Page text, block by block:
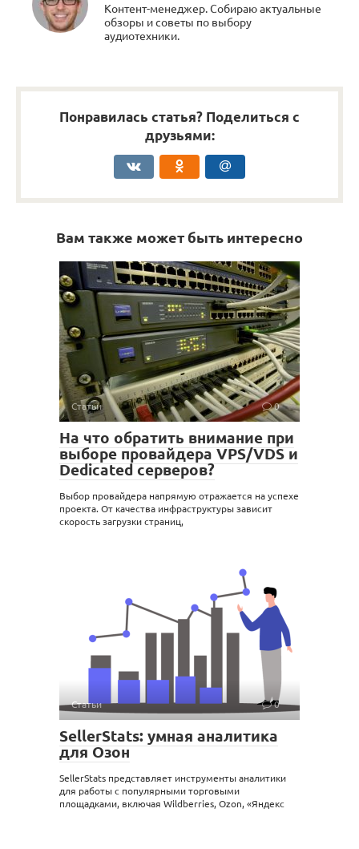
Контент-менеджер. Собираю актуальные
обзоры и советы по выбору
аудиотехники.
Понравилась статья? Поделиться с
друзьями:
Вам также может быть интересно
Статьи 0
На что обратить внимание при
выборе провайдера VPS/VDS и
Dedicated серверов?
Выбор провайдера напрямую отражается на успехе
проекта. От качества инфраструктуры зависит
скорость загрузки страниц,
Статьи 0
SellerStats: умная аналитика
для Озон
SellerStats представляет инструменты аналитики
для работы с популярными торговыми
площадками, включая Wildberries, Ozon, «Яндекс